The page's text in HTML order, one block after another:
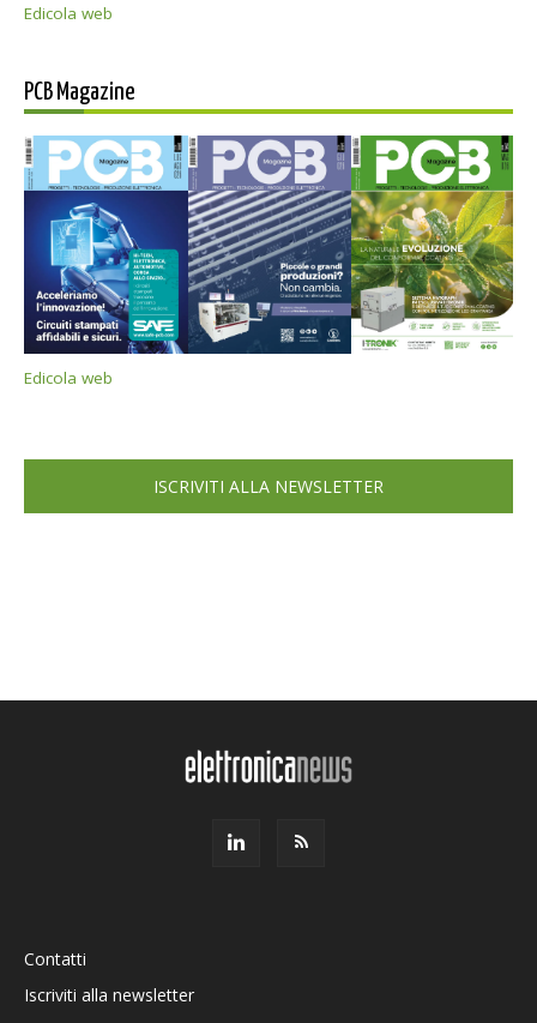
Edicola web
PCB Magazine
Edicola web
ISCRIVITI ALLA NEWSLETTER
Contatti
Iscriviti alla newsletter